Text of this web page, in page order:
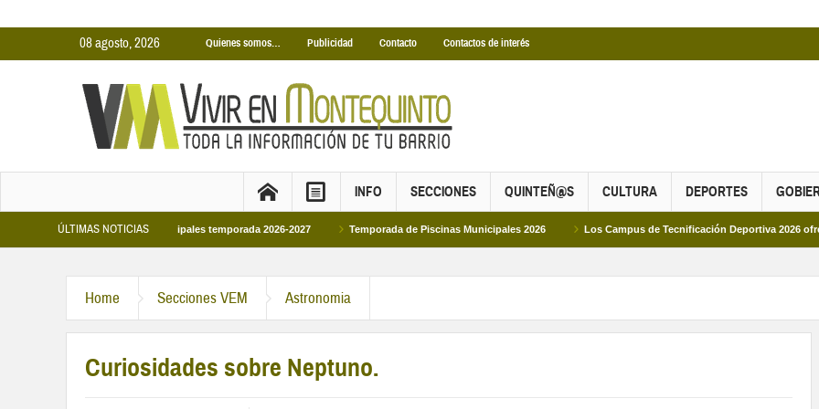
08 agosto, 2026 Quienes somos… Publicidad Contacto Contactos de interés
INFO SECCIONES QUINTEÑ@S CULTURA DEPORTES
ÚLTIMAS NOTICIAS
Cubiertas Municipales temporada 2026-2027 Temporada de Piscinas Municipales 2026 Los Campus de Tecnificación Deportiva 2026 ofrecen
Home Secciones VEM Astronomia
Curiosidades sobre Neptuno.